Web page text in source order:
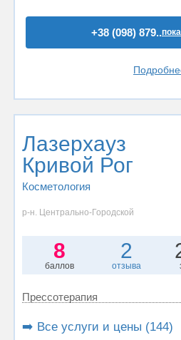
+38 (098) 879..
Лазерхауз
Кривой Рог
Косметология
р-н. Центрально-Городской
8
баллов
2
отзыва
Прессотерапия
➡️ Все услуги и цены (144)